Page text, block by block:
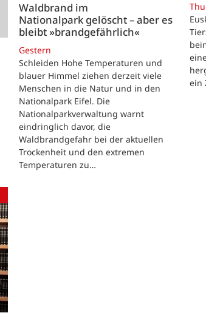
Waldbrand im
Nationalpark gelöscht – aber es
bleibt »brandgefährlich«
Gestern
Schleiden Hohe Temperaturen und
blauer Himmel ziehen derzeit viele
Menschen in die Natur und in den
Nationalpark Eifel. Die
Nationalparkverwaltung warnt
eindringlich davor, die
Waldbrandgefahr bei der aktuellen
Trockenheit und den extremen
Temperaturen zu…
ein